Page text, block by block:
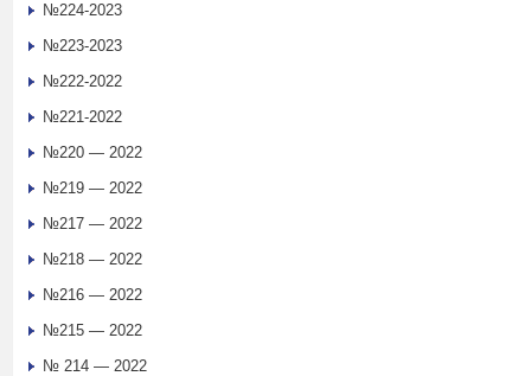
№224-2023
№223-2023
№222-2022
№221-2022
№220 — 2022
№219 — 2022
№217 — 2022
№218 — 2022
№216 — 2022
№215 — 2022
№ 214 — 2022